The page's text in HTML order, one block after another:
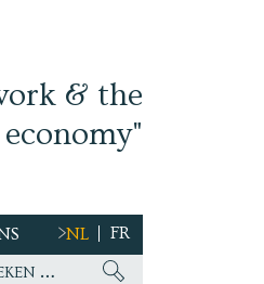
& the
NL FR